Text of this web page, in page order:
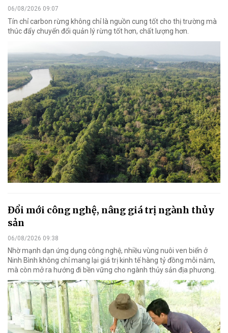
06/08/2026 09:07
Tín chỉ carbon rừng không chỉ là nguồn cung tốt cho thị trường mà
thúc đẩy chuyển đổi quản lý rừng tốt hơn, chất lượng hơn.
Đổi mới công nghệ, nâng giá trị ngành thủy
sản
06/08/2026 09:38
Nhờ mạnh dạn ứng dụng công nghệ, nhiều vùng nuôi ven biển ở
Ninh Bình không chỉ mang lại giá trị kinh tế hàng tỷ đồng mỗi năm,
mà còn mở ra hướng đi bền vững cho ngành thủy sản địa phương.